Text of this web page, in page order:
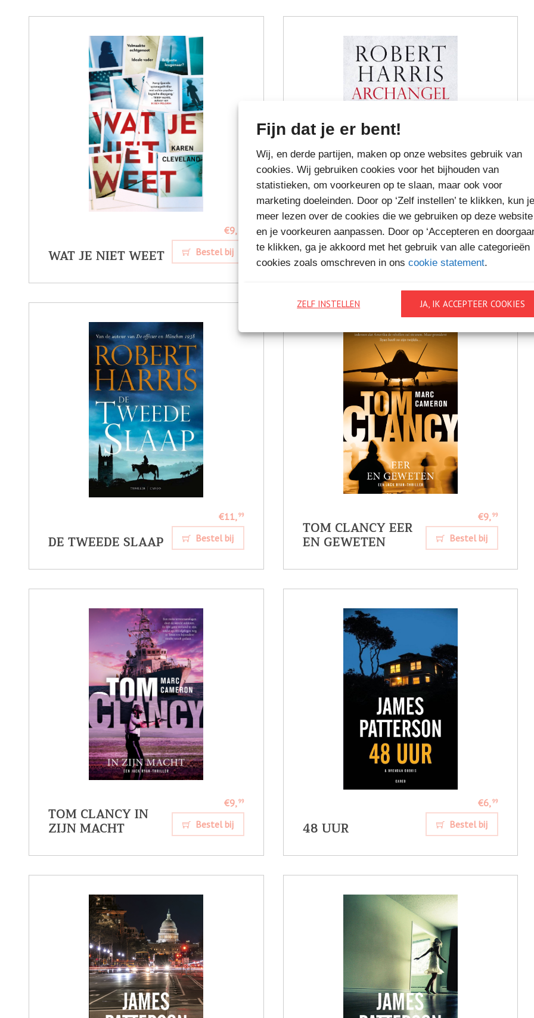
Fijn dat je er bent!
Wij, en derde partijen, maken op onze websites gebruik van
cookies. Wij gebruiken cookies voor het bijhouden van
statistieken, om voorkeuren op te slaan, maar ook voor
marketing doeleinden. Door op ‘Zelf instellen’ te klikken, kun je
meer lezen over de cookies die we gebruiken op deze website
en je voorkeuren aanpassen. Door op ‘Accepteren en
te klikken, ga je akkoord met het gebruik van alle categorieën
cookies zoals omschreven in ons cookie statement.
JA, IK ACCEPTEER COOKIES
ZELF INSTELLEN
WAT JE NIET WEET
€9,
Bestel bij ARCHANGEL
€9, 99
Bestel bij
DE TWEEDE SLAAP
€11,99
Bestel bij TOM CLANCY EER
EN GEWETEN
€9,99
Bestel bij
TOM CLANCY IN
ZIJN MACHT
€9,99
Bestel bij 48 UUR
€6,99
Bestel bij